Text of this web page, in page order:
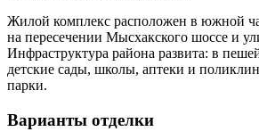
Жилой комплекс расположен в южной
на пересечении Мысхакского шоссе и
Инфраструктура района развита: в
детские сады, школы, аптеки и
парки.
Варианты отделки